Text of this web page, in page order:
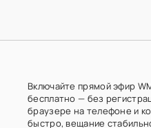
Включайте прямой эфир
бесплатно — без
браузере на телефоне и
быстро, вещание